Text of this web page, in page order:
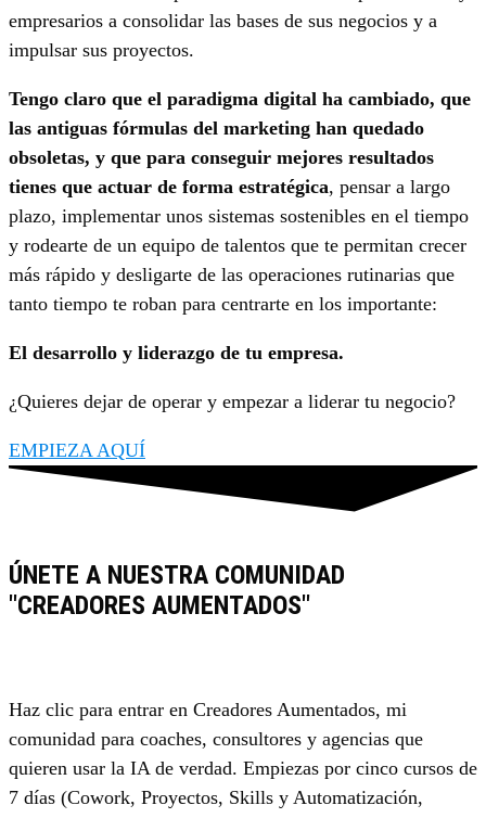
empresarios a consolidar las bases de sus negocios y a
impulsar sus proyectos.
Tengo claro que el paradigma digital ha cambiado, que
las antiguas fórmulas del marketing han quedado
obsoletas, y que para conseguir mejores resultados
tienes que actuar de forma estratégica, pensar a largo
plazo, implementar unos sistemas sostenibles en el tiempo
y rodearte de un equipo de talentos que te permitan crecer
más rápido y desligarte de las operaciones rutinarias que
tanto tiempo te roban para centrarte en los importante:
El desarrollo y liderazgo de tu empresa.
¿Quieres dejar de operar y empezar a liderar tu negocio?
EMPIEZA AQUÍ
ÚNETE A NUESTRA COMUNIDAD
"CREADORES AUMENTADOS"
Haz clic para entrar en Creadores Aumentados, mi
comunidad para coaches, consultores y agencias que
quieren usar la IA de verdad. Empiezas por cinco cursos de
7 días (Cowork, Proyectos, Skills y Automatización,